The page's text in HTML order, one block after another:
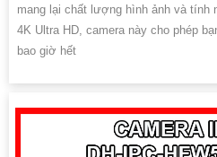
mang lại chất lượng hình ảnh và tính
4K Ultra HD, camera này cho phép
bao giờ hết